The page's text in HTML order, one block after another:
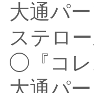
大通パ
ステロ
◯『コレ
大通パ